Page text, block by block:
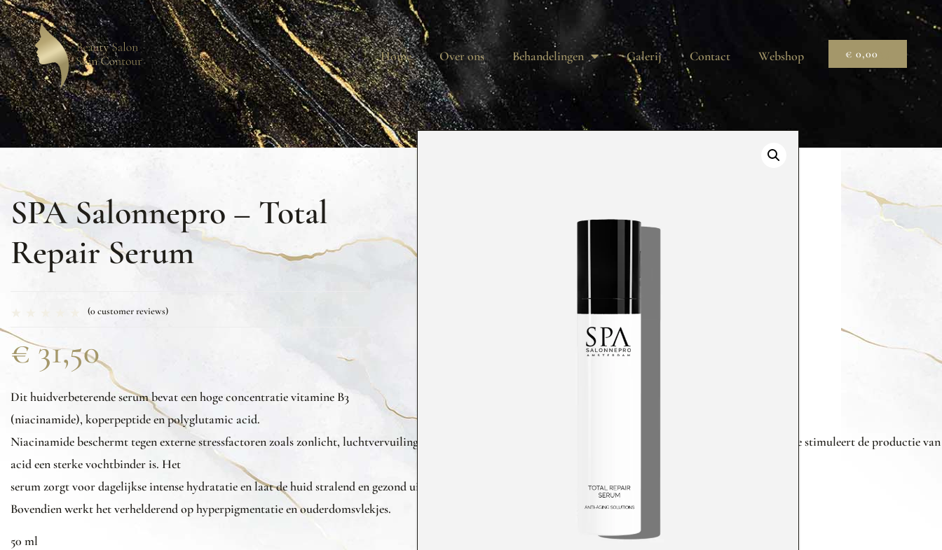
Home Over ons Behandelingen Galerij Contact Webshop € 0,00
SPA Salonnepro – Total
Repair Serum
(0customer reviews)
€31,50
Dithuidverbeterendeserumbevateenhogeconcentratievitamine B3
(niacinamide), koperpeptideenpolyglutamic acid.
Niacinamidebeschermttegenexternestressfactorenzoalszonlicht, luchtvervuiling Koperpeptidestimuleertdeproductie
acideensterkevochtbinderis. Het
serumzorgtvoordagelijkseintensehydratatieenlaatdehuidstralenden gezonduitzien
Bovendienwerkthetverhelderendophyperpigmentatieenouderdomsvlekjes.
50 ml